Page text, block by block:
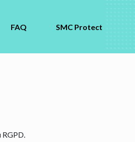
FAQ SMC Protect
RGPD.